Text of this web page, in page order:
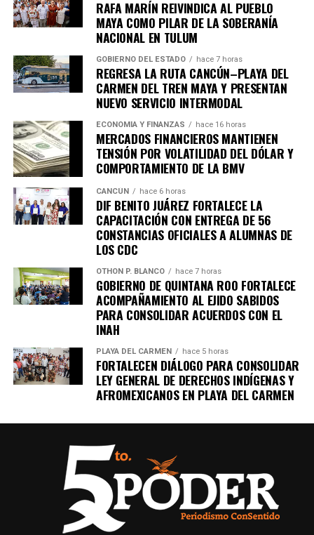
RAFA MARÍN REIVINDICA AL PUEBLO
MAYA COMO PILAR DE LA SOBERANÍA
NACIONAL EN TULUM
GOBIERNO DEL ESTADO hace 7 horas
REGRESA LA RUTA CANCÚN–PLAYA DEL
CARMEN DEL TREN MAYA Y PRESENTAN
NUEVO SERVICIO INTERMODAL
ECONOMÍA Y FINANZAS hace 16 horas
MERCADOS FINANCIEROS MANTIENEN
TENSIÓN POR VOLATILIDAD DEL DÓLAR Y
COMPORTAMIENTO DE LA BMV
CANCÚN hace 6 horas
DIF BENITO JUÁREZ FORTALECE LA
CAPACITACIÓN CON ENTREGA DE 56
CONSTANCIAS OFICIALES A ALUMNAS DE
LOS CDC
OTHON P. BLANCO hace 7 horas
GOBIERNO DE QUINTANA ROO FORTALECE
ACOMPAÑAMIENTO AL EJIDO SABIDOS
PARA CONSOLIDAR ACUERDOS CON EL
INAH
PLAYA DEL CARMEN hace 5 horas
FORTALECEN DIÁLOGO PARA CONSOLIDAR
LEY GENERAL DE DERECHOS INDÍGENAS Y
AFROMEXICANOS EN PLAYA DEL CARMEN